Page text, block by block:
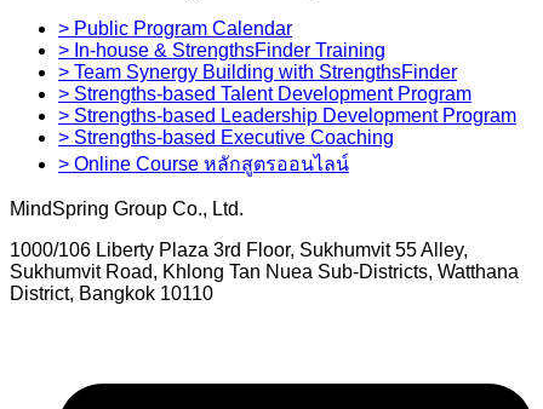
> Public Program Calendar
> In-house & StrengthsFinder Training
> Team Synergy Building with StrengthsFinder
> Strengths-based Talent Development Program
> Strengths-based Leadership Development Program
> Strengths-based Executive Coaching
> Online Course หลักสูตรออนไลน์
MindSpring Group Co., Ltd.
1000/106 Liberty Plaza 3rd Floor, Sukhumvit 55 Alley,
Sukhumvit Road, Khlong Tan Nuea Sub-Districts, Watthana
District, Bangkok 10110